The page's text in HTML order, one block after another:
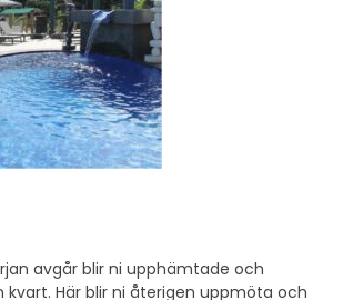
avgår blir ni upphämtade och
Här blir ni återigen uppmöta och